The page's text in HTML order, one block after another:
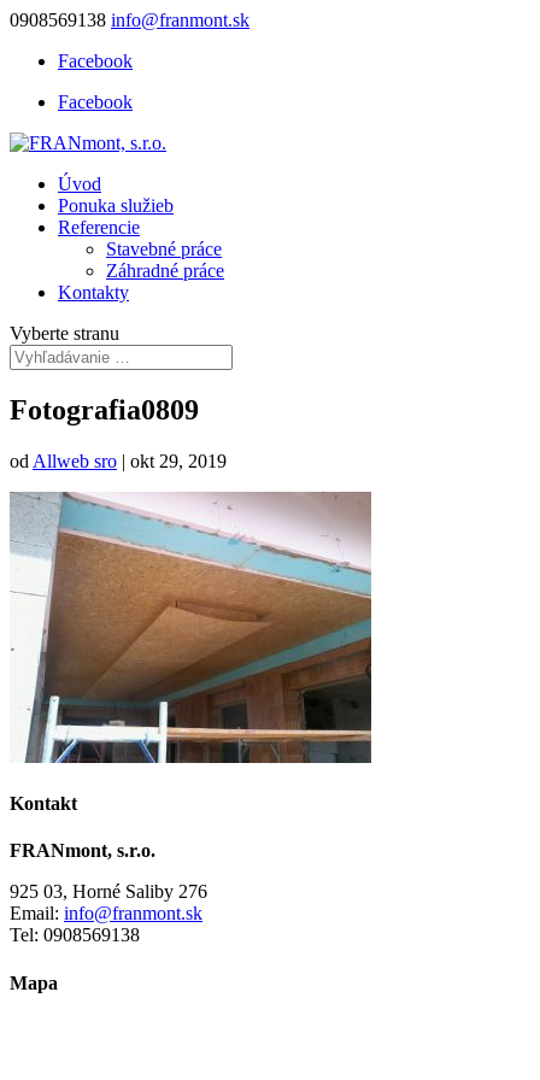
0908569138 info@franmont.sk
Facebook
Facebook
Úvod
Ponuka služieb
Referencie
Stavebné práce
Záhradné práce
Kontakty
Vyberte stranu
Fotografia0809
od Allweb sro | okt 29, 2019
Kontakt
FRANmont, s.r.o.
925 03, Horné Saliby 276
Email: info@franmont.sk
Tel: 0908569138
Mapa